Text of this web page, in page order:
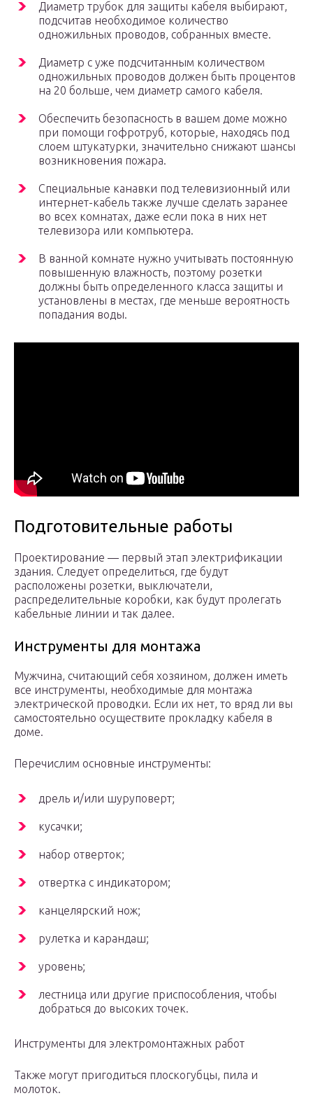
Диаметр трубок для защиты кабеля выбирают,
подсчитав необходимое количество
одножильных проводов, собранных вместе.
Диаметр с уже подсчитанным количеством
одножильных проводов должен быть процентов
на 20 больше, чем диаметр самого кабеля.
Обеспечить безопасность в вашем доме можно
при помощи гофротруб, которые, находясь под
слоем штукатурки, значительно снижают шансы
возникновения пожара.
Специальные канавки под телевизионный или
интернет-кабель также лучше сделать заранее
во всех комнатах, даже если пока в них нет
телевизора или компьютера.
В ванной комнате нужно учитывать постоянную
повышенную влажность, поэтому розетки
должны быть определенного класса защиты и
установлены в местах, где меньше вероятность
попадания воды.
Подготовительные работы
Проектирование — первый этап электрификации
здания. Следует определиться, где будут
расположены розетки, выключатели,
распределительные коробки, как будут пролегать
кабельные линии и так далее.
Инструменты для монтажа
Мужчина, считающий себя хозяином, должен иметь
все инструменты, необходимые для монтажа
электрической проводки. Если их нет, то вряд ли вы
самостоятельно осуществите прокладку кабеля в
доме.
Перечислим основные инструменты:
дрель и/или шуруповерт;
кусачки;
набор отверток;
отвертка с индикатором;
канцелярский нож;
рулетка и карандаш;
уровень;
лестница или другие приспособления, чтобы
добраться до высоких точек.
Инструменты для электромонтажных работ
Также могут пригодиться плоскогубцы, пила и
молоток.